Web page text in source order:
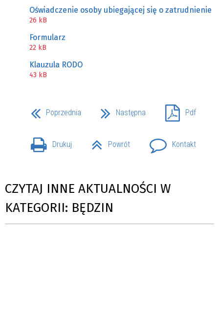
Oświadczenie osoby ubiegającej się o zatrudnienie
26 kB
Formularz
22 kB
Klauzula RODO
43 kB
Poprzednia Następna Pdf
Drukuj Powrót Kontakt
CZYTAJ INNE AKTUALNOŚCI W
KATEGORII: BĘDZIN